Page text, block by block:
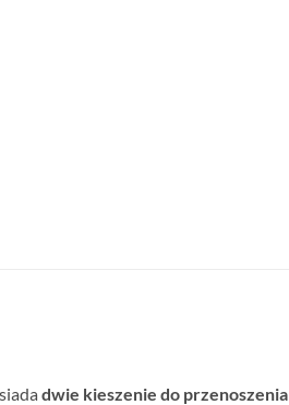
dwie kieszenie do przenoszenia